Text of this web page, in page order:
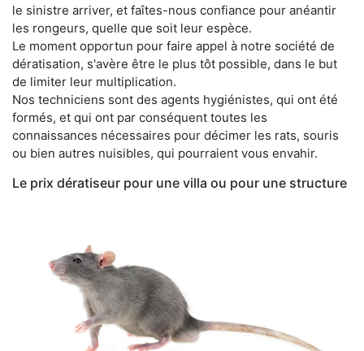
le sinistre arriver, et faîtes-nous confiance pour anéantir
les rongeurs, quelle que soit leur espèce.
Le moment opportun pour faire appel à notre société de
dératisation, s'avère être le plus tôt possible, dans le but
de limiter leur multiplication.
Nos techniciens sont des agents hygiénistes, qui ont été
formés, et qui ont par conséquent toutes les
connaissances nécessaires pour décimer les rats, souris
ou bien autres nuisibles, qui pourraient vous envahir.
Le prix dératiseur pour une villa ou pour une structure